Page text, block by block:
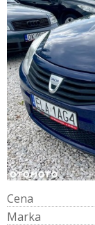
Cena
Marka